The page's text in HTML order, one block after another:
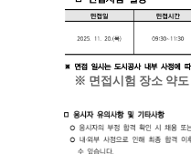
※ 면접시험 장소 약도